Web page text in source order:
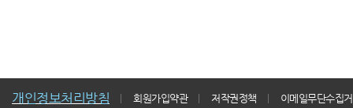
개인정보처리방침 회원가입약관 저작권정책 이메일무단수집